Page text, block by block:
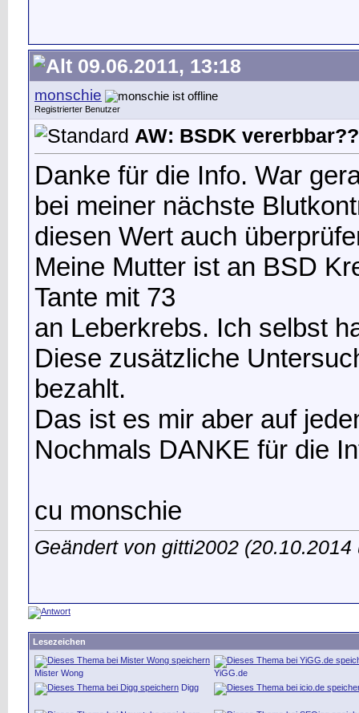
09.06.2011, 13:18
monschie
Registrierter Benutzer
AW: BSDK vererbbar??
Danke für die Info. War
bei meiner nächste
diesen Wert auch
Meine Mutter ist an BSD
Tante mit 73
an Leberkrebs. Ich selbst
Diese zusätzliche
bezahlt.
Das ist es mir aber auf
Nochmals DANKE für die
cu monschie
Geändert von gitti2002
Lesezeichen
Mister Wong
YiGG.de
Digg